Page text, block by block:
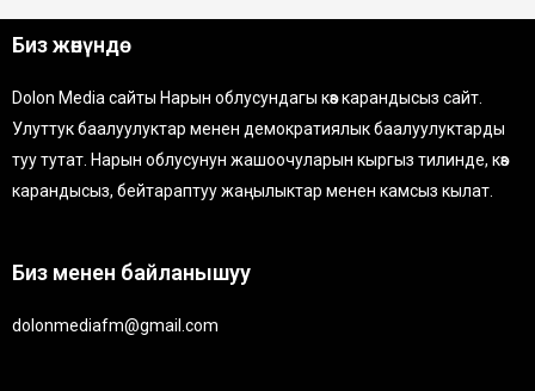
Биз жөнүндө
Dolon Media сайты Нарын облусундагы көз карандысыз сайт.
Улуттук баалуулуктар менен демократиялык баалуулуктарды
туу тутат. Нарын облусунун жашоочуларын кыргыз тилинде, көз
карандысыз, бейтараптуу жаңылыктар менен камсыз кылат.
Биз менен байланышуу
dolonmediafm@gmail.com